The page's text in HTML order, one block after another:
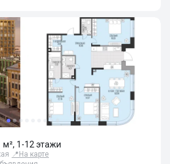
м², 1-12 этажи
📍 На карте